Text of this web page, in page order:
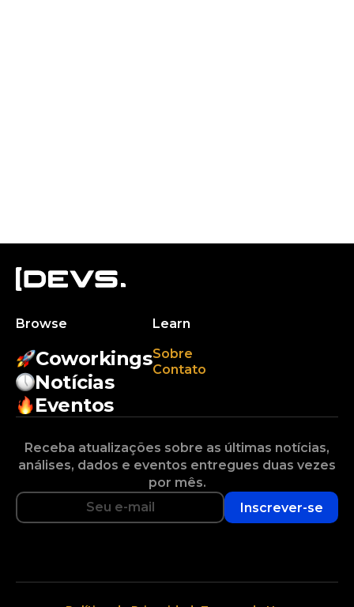
Browse
Coworkings
Notícias
Eventos
Learn
Sobre
Contato
Receba atualizações sobre as últimas notícias,
análises, dados e eventos entregues duas vezes
por mês.
Inscrever-se